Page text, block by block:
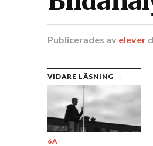
Publicerades av elever
VIDARE LÄSNING →
6A